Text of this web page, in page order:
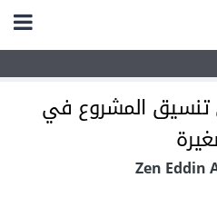
المشروع في